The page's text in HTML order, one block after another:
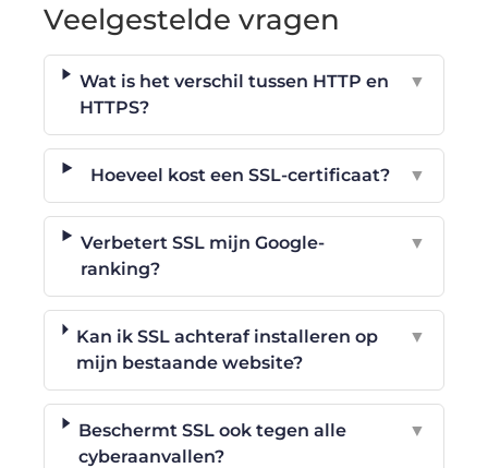
Veelgestelde vragen
Wat is het verschil tussen HTTP en
HTTPS?
▼
Hoeveel kost een SSL-certificaat? ▼
Verbetert SSL mijn Google-
ranking?
▼
Kan ik SSL achteraf installeren op
mijn bestaande website?
▼
Beschermt SSL ook tegen alle
cyberaanvallen?
▼